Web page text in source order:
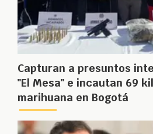
Capturan a presuntos
"El Mesa" e incautan 69
marihuana en Bogotá